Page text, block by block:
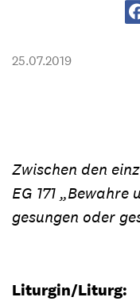
25.07.2019
Zwischen den
EG 171
gesungen oder
Liturgin/Liturg: